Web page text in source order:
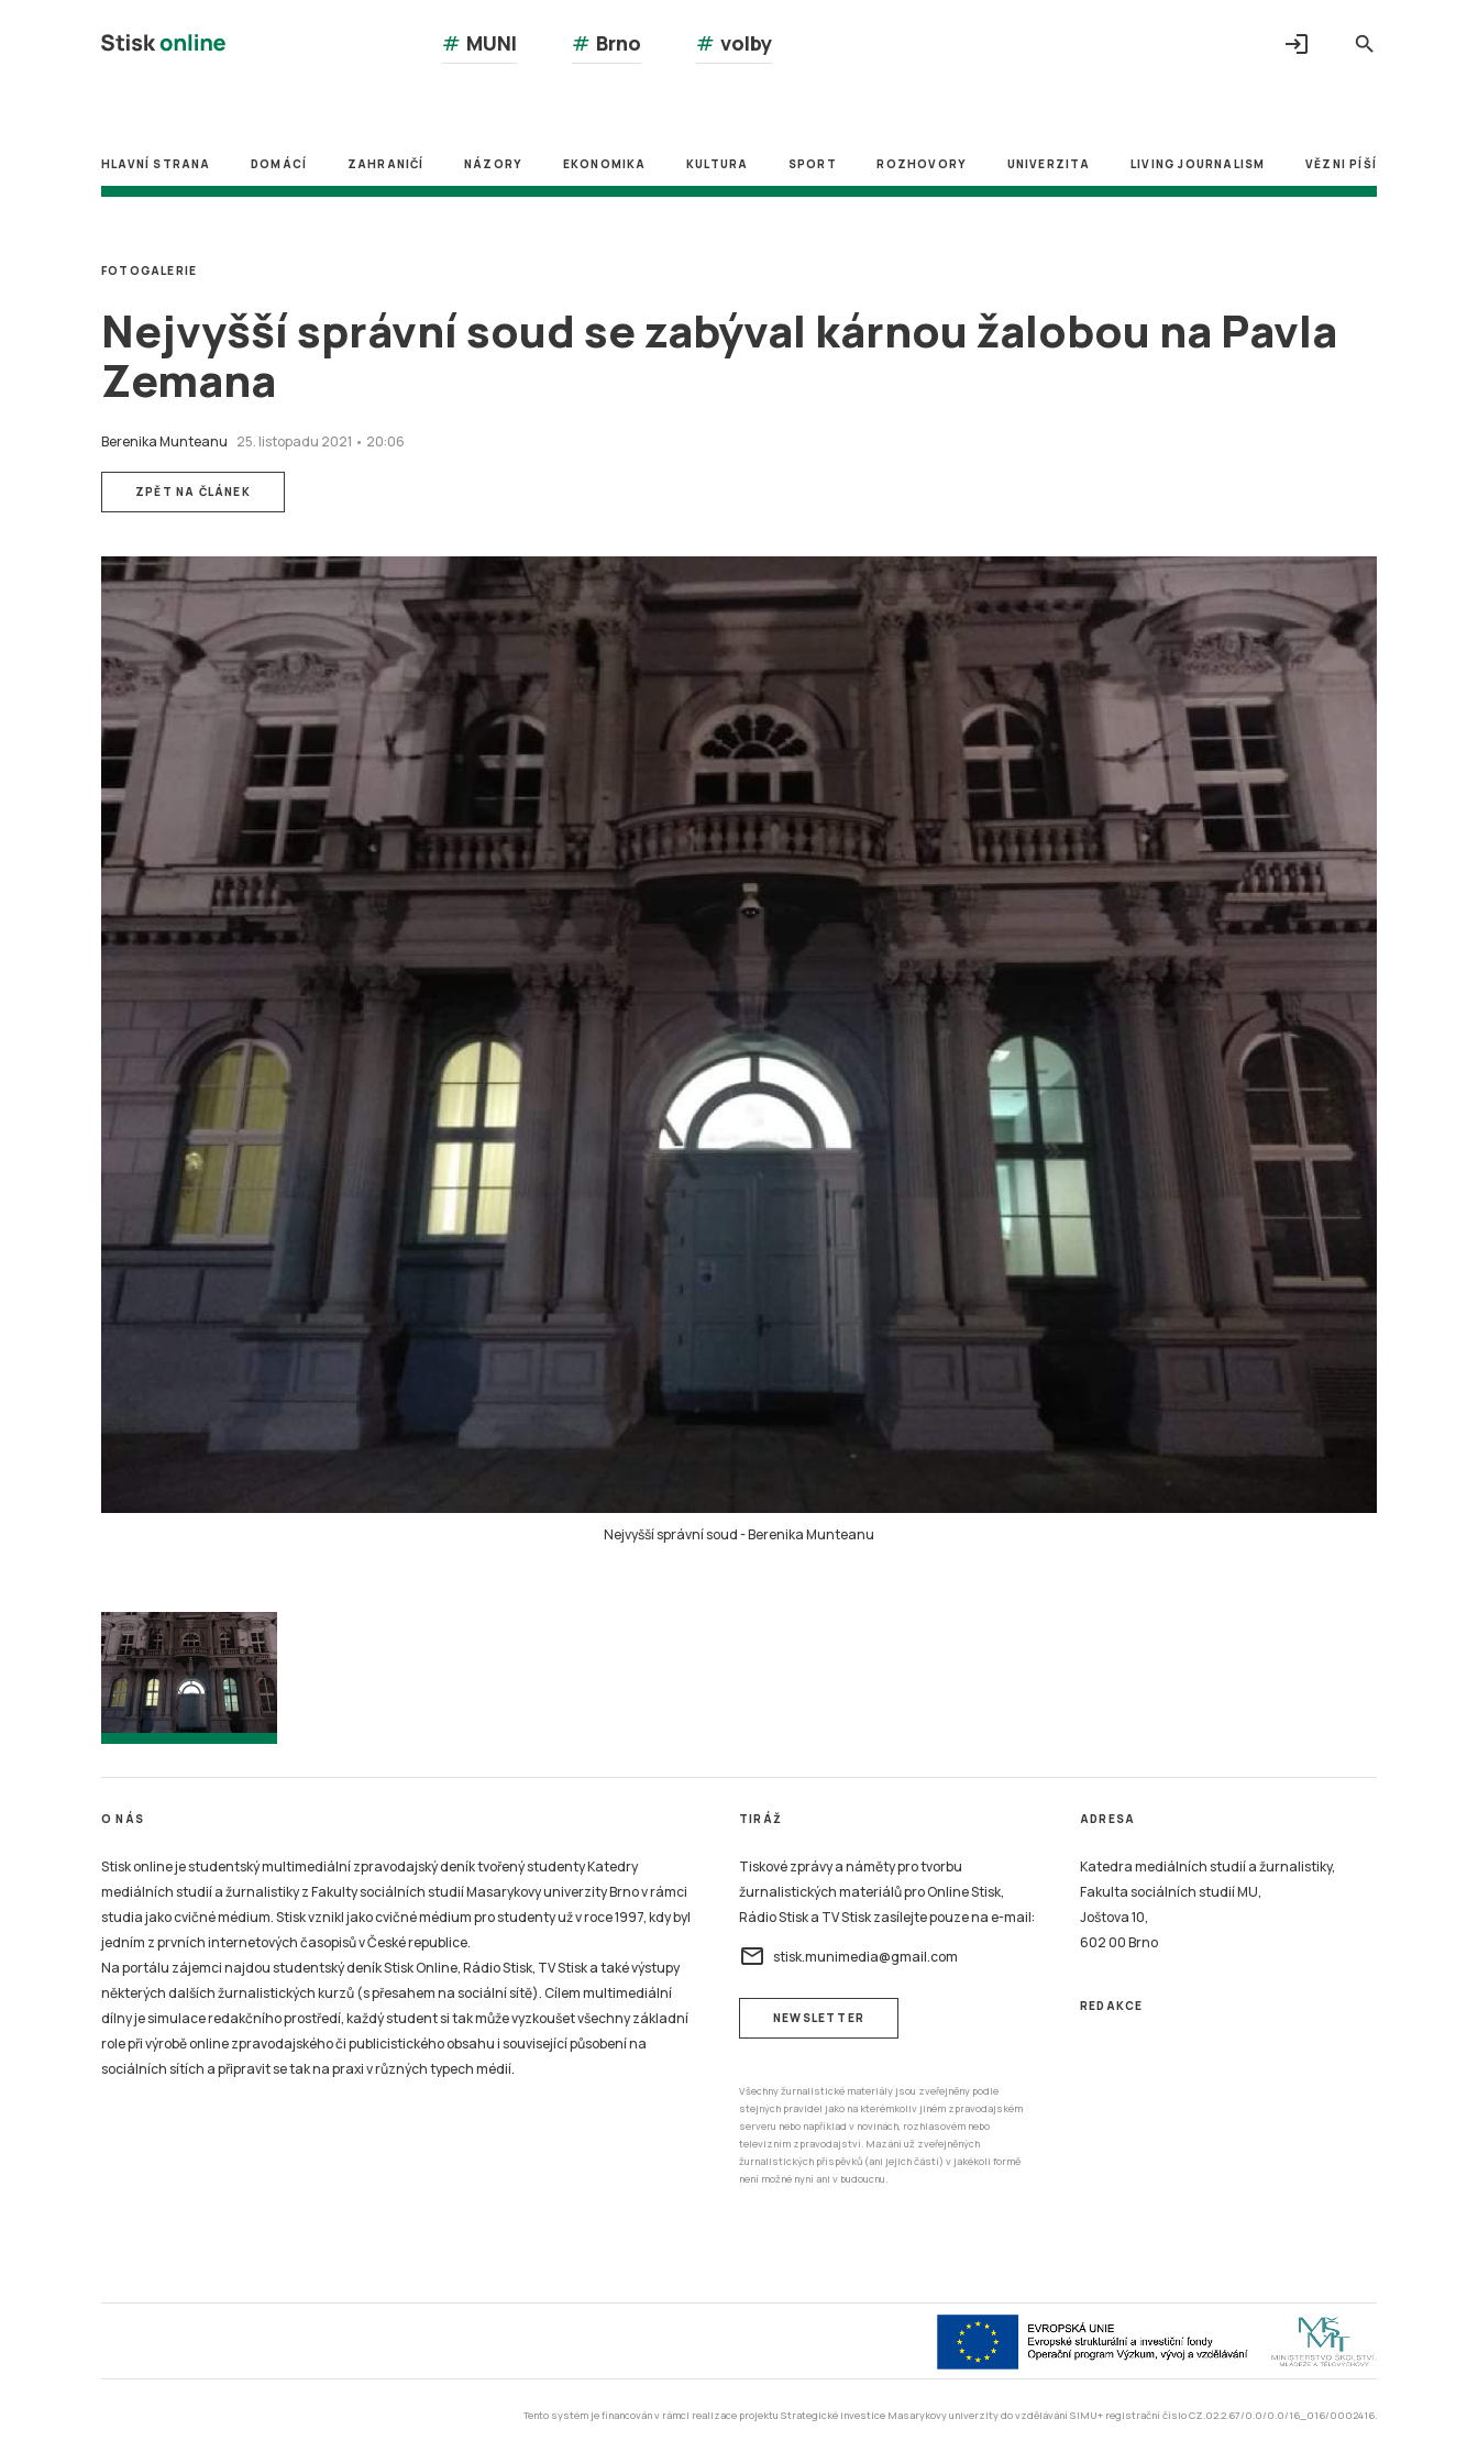
search
# MUNI # Brno # volby login
HLAVNÍ STRANA DOMÁCÍ ZAHRANIČÍ NÁZORY EKONOMIKA KULTURA SPORT ROZHOVORY UNIVERZITA LIVING JOURNALISM VĚZNI PÍŠÍ
Nejvyšší správní soud se zabýval kárnou žalobou na Pavla
Zemana
Berenika Munteanu 25. listopadu 2021 • 20:06
FOTOGALERIE
ZPĚT NA ČLÁNEK
Nejvyšší správní soud-Berenika Munteanu
O NÁS
Stisk online je studentský multimediální zpravodajský deník tvořený studenty Katedry
mediálních studií a žurnalistiky z Fakulty sociálních studií Masarykovy univerzity Brno v rámci
studia jako cvičné médium. Stisk vznikl jako cvičné médium pro studenty už v roce 1997, kdy byl
jedním z prvních internetových časopisů v České republice.
Na portálu zájemci najdou studentský deník Stisk Online, Rádio Stisk, TV Stisk a také výstupy
některých dalších žurnalistických kurzů (s přesahem na sociální sítě). Cílem multimediální
dílny je simulace redakčního prostředí, každý student si tak může vyzkoušet všechny základní
role při výrobě online zpravodajského či publicistického obsahu i související působení na
sociálních sítích a připravit se tak na praxi v různých typech médií.
TIRÁŽ
Tiskové zprávy a náměty pro tvorbu
žurnalistických materiálů pro Online Stisk,
Rádio Stisk a TV Stisk zasílejte pouze na e-mail:
email stisk.munimedia@gmail.com
NEWSLETTER
Všechny žurnalistické materiály jsou zveřejněny podle
stejných pravidel jako na kterémkoliv jiném zpravodajském
serveru nebo například v novinách, rozhlasovém nebo
televizním zpravodajství. Mazání už zveřejněných
žurnalistických příspěvků (ani jejich částí) v jakékoli formě
není možné nyní ani v budoucnu.
ADRESA
Katedra mediálních studií a žurnalistiky,
Fakulta sociálních studií MU,
Joštova 10,
602 00 Brno
REDAKCE
Tento systém je financován v rámci realizace projektu Strategické investice Masarykovy univerzity do vzdělávání SIMU+ registrační číslo CZ.02.2.67/0.0/0.0/16_016/0002416.